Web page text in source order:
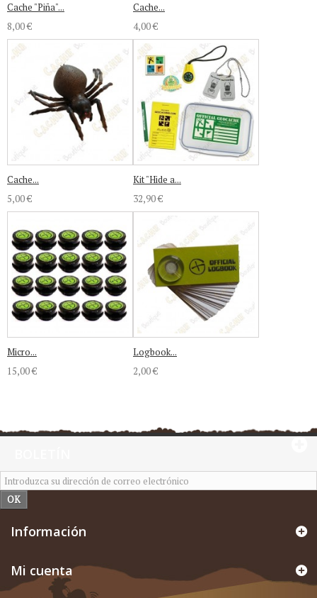
Cache "Piña"...
8,00 €
Cache...
4,00 €
Cache...
5,00 €
Kit "Hide a...
32,90 €
Micro...
15,00 €
Logbook...
2,00 €
OK
Información
Mi cuenta